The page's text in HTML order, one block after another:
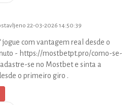
22-03-2026 14:50:39
jogue com vantagem real desde o
- https://mostbetpt.pro/como-se-
se no Mostbet e sinta a
o primeiro giro .